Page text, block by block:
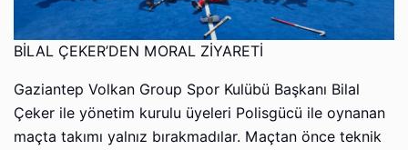
BİLAL ÇEKER’DEN MORAL ZİYARETİ
Gaziantep Volkan Group Spor Kulübü Başkanı Bilal
Çeker ile yönetim kurulu üyeleri Polisgücü ile oynanan
maçta takımı yalnız bırakmadılar. Maçtan önce teknik